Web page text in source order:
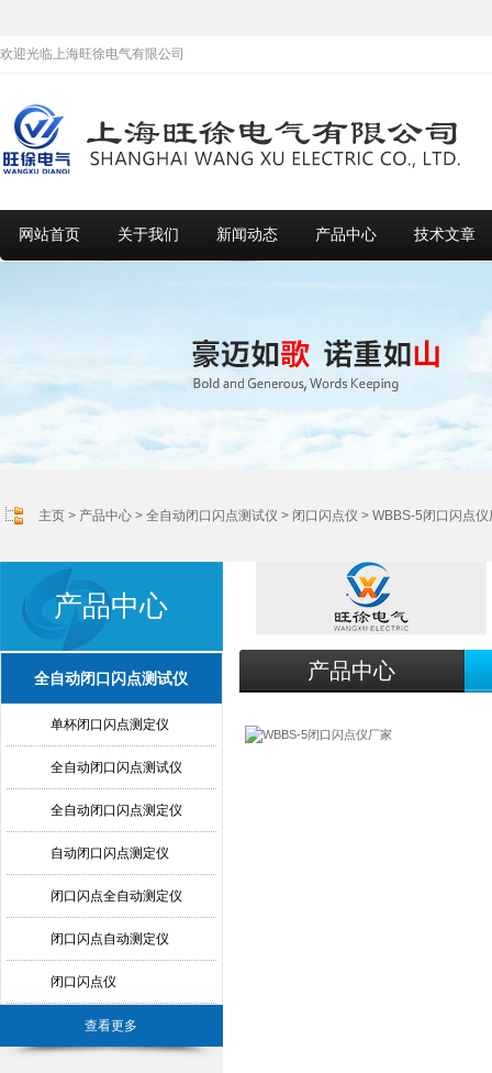
欢迎光临上海旺徐电气有限公司
网站首页 关于我们 新闻动态 产品中心 技术文章
主页 > 产品中心 > 全自动闭口闪点测试仪 > 闭口闪点仪 > WBBS-5闭口闪点仪
产品中心
全自动闭口闪点测试仪
单杯闭口闪点测定仪
全自动闭口闪点测试仪
全自动闭口闪点测定仪
自动闭口闪点测定仪
闭口闪点全自动测定仪
闭口闪点自动测定仪
闭口闪点仪
查看更多
产品中心